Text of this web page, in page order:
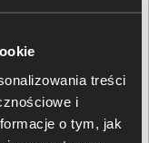
treści
i
o tym, jak